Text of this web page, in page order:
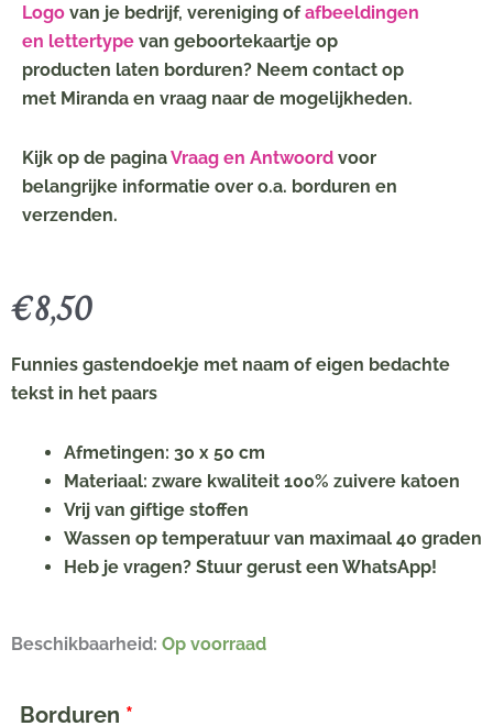
Logo van je bedrijf, vereniging ofafbeeldingen
en lettertype van geboortekaartje op
producten laten borduren? Neem contact op
met Miranda en vraag naar de mogelijkheden.
Kijk op de paginaVraag en Antwoord voor
belangrijke informatie over o.a. borduren en
verzenden.
€8,50
Funnies gastendoekje met naam of eigen bedachte
tekst in het paars
Afmetingen: 30 x 50 cm
Materiaal: zware kwaliteit 100% zuivere katoen
Vrij van giftige stoffen
Wassen op temperatuur van maximaal 40 graden
Heb je vragen? Stuur gerust een WhatsApp!
Beschikbaarheid: Op voorraad
Borduren *
Gastendoekje